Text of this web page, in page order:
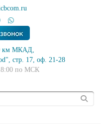
км МКАД,
стр. 17, оф. 21-28
по МСК